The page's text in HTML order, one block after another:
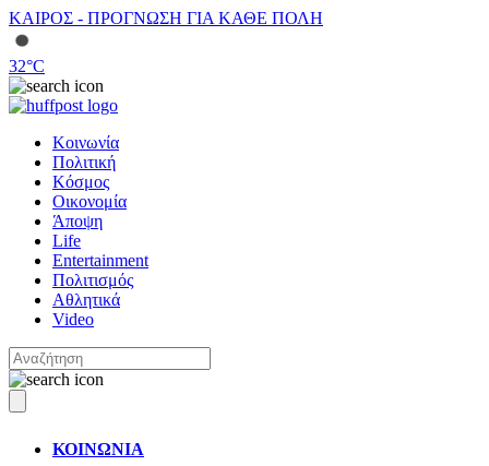
ΚΑΙΡΟΣ - ΠΡΟΓΝΩΣΗ ΓΙΑ ΚΑΘΕ ΠΟΛΗ
32°C
Κοινωνία
Πολιτική
Κόσμος
Οικονομία
Άποψη
Life
Entertainment
Πολιτισμός
Αθλητικά
Video
ΚΟΙΝΩΝΙΑ